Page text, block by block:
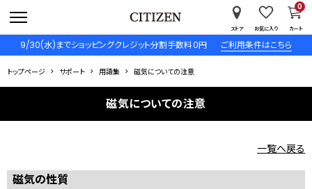
9/30(水)までショッピングクレジット分割手数料０円 ご利用条件はこちら
ストア お気に入り カート
0
トップページ サポート 用語集 磁気についての注意
磁気についての注意
一覧へ戻る
磁気の性質